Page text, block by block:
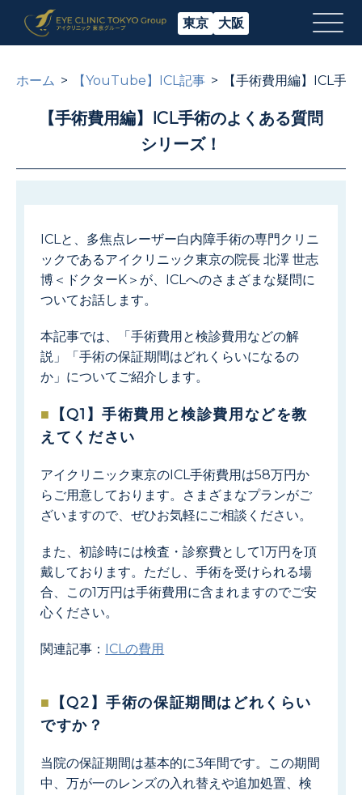
東京 大阪
ホーム 【YouTube】ICL記事 【手術費用編】ICL手
【手術費用編】ICL手術のよくある質問
シリーズ！
ICLと、多焦点レーザー白内障手術の専門クリニ
ックであるアイクリニック東京の院長 北澤 世志
博＜ドクターK＞が、ICLへのさまざまな疑問に
ついてお話します。
本記事では、「手術費用と検診費用などの解
説」「手術の保証期間はどれくらいになるの
か」についてご紹介します。
【Q1】手術費用と検診費用などを教
えてください
アイクリニック東京のICL手術費用は58万円か
らご用意しております。さまざまなプランがご
ざいますので、ぜひお気軽にご相談ください。
また、初診時には検査・診察費として1万円を頂
戴しております。ただし、手術を受けられる場
合、この1万円は手術費用に含まれますのでご安
心ください。
関連記事： ICLの費用
【Q2】手術の保証期間はどれくらい
ですか？
当院の保証期間は基本的に3年間です。この期間
中、万が一のレンズの入れ替えや追加処置、検